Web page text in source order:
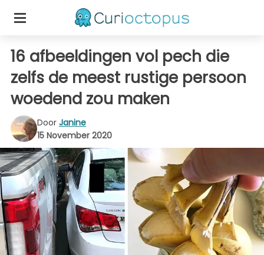
16 afbeeldingen vol pech die
zelfs de meest rustige persoon
woedend zou maken
Door Janine
15 November 2020